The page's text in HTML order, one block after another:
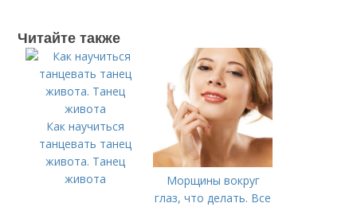
Читайте также
Как научиться
танцевать танец
живота. Танец
живота
Морщины вокруг
глаз, что делать. Все